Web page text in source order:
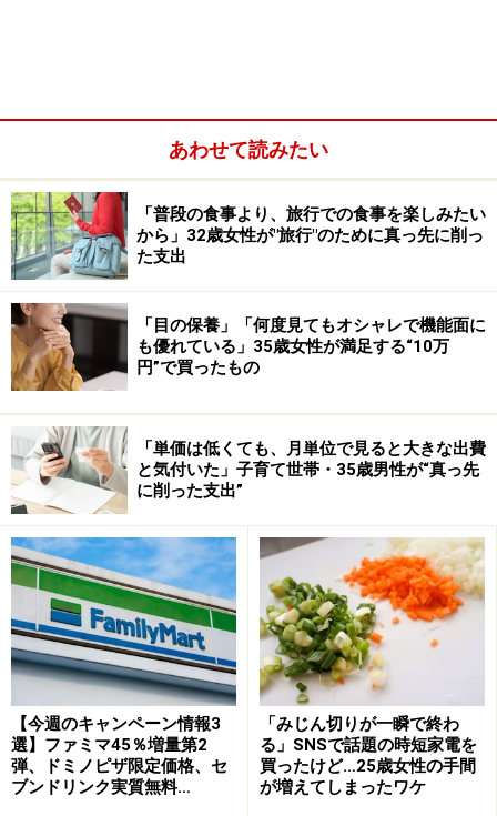
1. ジモティーの活用
ジモティーは、直接会って不用品を譲り合う地元の掲示
板サイトです。譲ってもらう場合は、基本的にはその場
所まで取りに行かないといけません。梱包が難しい大型
の家具、家電などがたくさん出品されていて、無料のも
のも多いです。私の知り合いは、引っ越しの時に必要に
なった家具のほとんどを、ジモティーを利用して、ほぼ
状態を確認してから、購入できるので安心です。家具が
必要になった時には、一度覗いてみると、お得に手に入
れることができるかもしれません。
ジモティーでは、家具を格安で探すことができますよ
2. メルカリの活用
不用品の売買を、アプリ上で行えるサービスがメルカリ
あわせて読みたい
「普段の食事より、旅行での食事を楽しみたい
から」32歳女性が"旅行"のために真っ先に削っ
た支出
「目の保養」「何度見てもオシャレで機能面に
も優れている」35歳女性が満足する“10万
円”で買ったもの
「単価は低くても、月単位で見ると大きな出費
と気付いた」子育て世帯・35歳男性が“真っ先
に削った支出”
【今週のキャンペーン情報3
選】ファミマ45％増量第2
弾、ドミノピザ限定価格、セ
ブンドリンク実質無料…
「みじん切りが一瞬で終わ
る」SNSで話題の時短家電を
買ったけど…25歳女性の手間
が増えてしまったワケ